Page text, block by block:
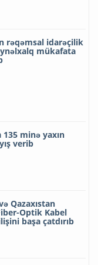
rəqəmsal idarəçilik
mükafata
135 minə yaxın
verib
Qazaxıstan
Optik Kabel
başa çatdırıb